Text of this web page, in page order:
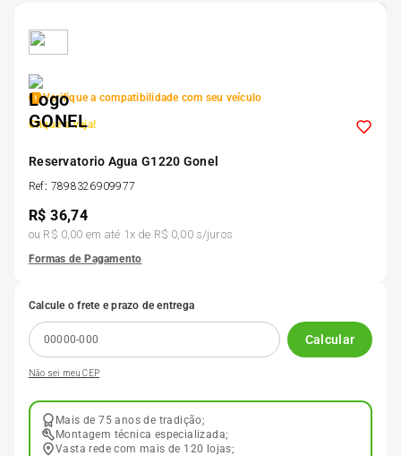
Verifique a compatibilidade com seu veículo
Clique e veja!
Reservatorio Agua G1220 Gonel
Ref: 7898326909977
R$36,74
ou R$ 0,00 em até 1x de R$ 0,00s/juros
Formas de Pagamento
Calcule o frete e prazo de entrega
Calcular
Não sei meu CEP
Mais de 75 anos de tradição;
Montagem técnica especializada;
Vasta rede com mais de 120 lojas;
5º
7
8º 205 55r16
9º Pneu